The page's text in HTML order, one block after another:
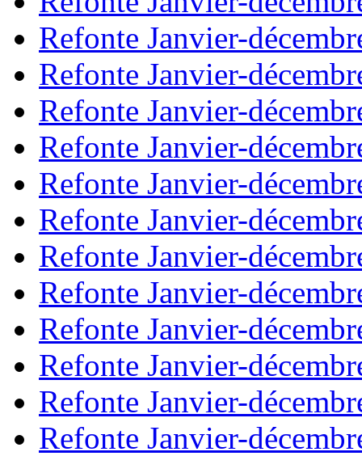
Refonte Janvier-
Refonte Janvier-
Refonte Janvier-
Refonte Janvier-
Refonte Janvier-
Refonte Janvier-
Refonte Janvier-
Refonte Janvier-
Refonte Janvier-
Refonte Janvier-
Refonte Janvier-
Refonte Janvier-